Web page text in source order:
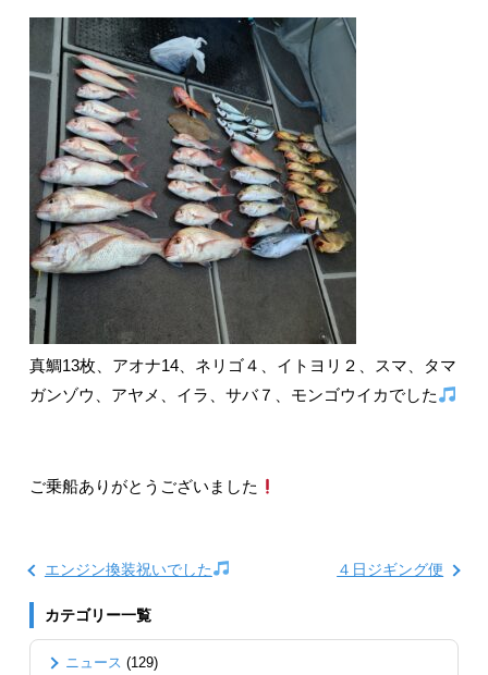
真鯛13枚、アオナ14、ネリゴ４、イトヨリ２、スマ、タマ
ガンゾウ、アヤメ、イラ、サバ７、モンゴウイカでした
ご乗船ありがとうございました
エンジン換装祝いでした ４日ジギング便
カテゴリー一覧
ニュース (129)